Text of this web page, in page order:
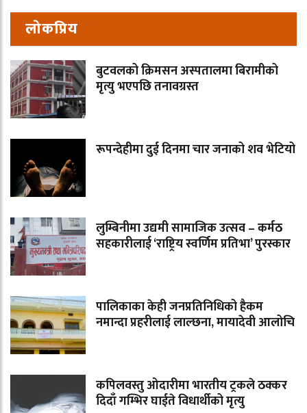
लोकप्रिय
बुटवलको क्रिमसन अस्पतालमा बिरामीको
मृत्यु भएपछि तनावग्रस्त
रूपन्देहीमा दुई दिनमा चार जनाको शव भेटियो
लुम्बिनीमा उद्यमी सामाजिक उत्सव – कर्मठ
सहकारीलाई ‘राष्ट्रिय स्वर्णिम प्रतिभा’ पुरस्कार
पालिकाका केही जनप्रतिनिधिको हैकम
नमान्दा प्रहरीलाई लाल्छना, मायादेवी आलोचि
कपिलवस्तु ओदारीमा भारतीय ट्रकले ठक्कर
दिदाँ गम्भिर घाईते विधार्थीको मृत्यु